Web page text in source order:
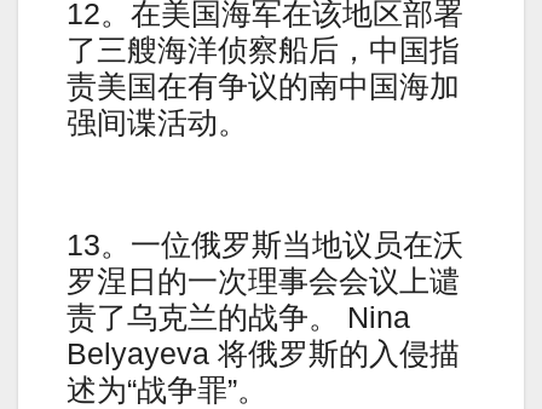
12。在美国海军在该地区部署
了三艘海洋侦察船后，中国指
责美国在有争议的南中国海加
强间谍活动。
13。一位俄罗斯当地议员在沃
罗涅日的一次理事会会议上谴
责了乌克兰的战争。 Nina
Belyayeva 将俄罗斯的入侵描
述为“战争罪”。